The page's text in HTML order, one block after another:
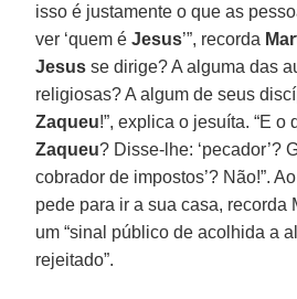
isso é justamente o que as
ver ‘quem éJesus’”, recorda
Jesus se dirige? A alguma das
religiosas? A algum de seus
Zaqueu!”, explica o jesuíta. “E o
Zaqueu? Disse-lhe: ‘pecador’?
cobrador de impostos’? Não!”.
pede para ir a sua casa, recorda
um “sinal público de acolhida a
rejeitado”.